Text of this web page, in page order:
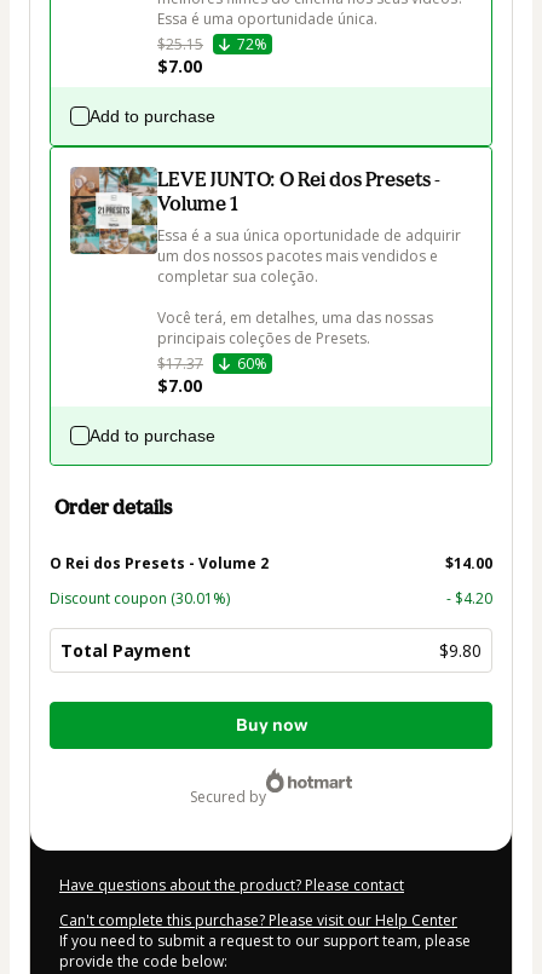
Essa é uma oportunidade única.
$25.15
72%
$7.00
Add to purchase
LEVE JUNTO: O Rei dos Presets -
Volume 1
Essa é a sua única oportunidade de adquirir
um dos nossos pacotes mais vendidos e
completar sua coleção.
Você terá, em detalhes, uma das nossas
principais coleções de Presets.
$17.37
60%
$7.00
Add to purchase
Order details
O Rei dos Presets - Volume 2
$14.00
Discount coupon (30.01%) - $4.20
Total Payment $9.80
Total
Buy now
secured by
Have questions about the product? Please contact
Can't complete this purchase? Please visit our Help Center
If you need to submit a request to our support team, please
provide the code below: